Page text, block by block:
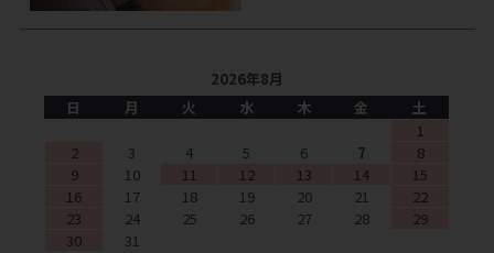
2026年8月
日
月 火 水 木 金
土
1
2
3 4 5 6 7
8
9
10 11 12 13 14
15
16
17 18 19 20 21
22
23
24 25 26 27 28
29
30
31